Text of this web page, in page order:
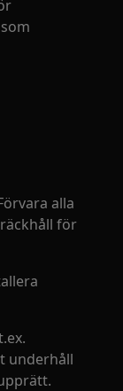
alla
för
underhåll